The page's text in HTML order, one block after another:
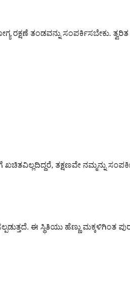
ತಂಡವನ್ನು ಸಂಪರ್ಕಿಸಬೇಕು.
ತಕ್ಷಣವೇ ನಮ್ಮನ್ನು
ಈ ಸ್ಥಿತಿಯು ಹೆಣ್ಣು ಮಕ್ಕಳಿಗಿಂತ